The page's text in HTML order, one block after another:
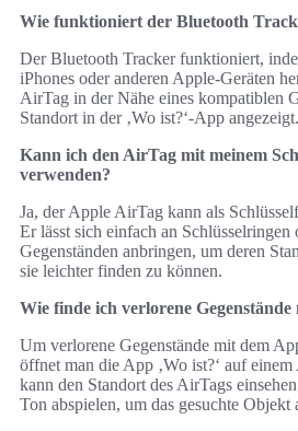
Wie funktioniert der Bluetooth
Der Bluetooth Tracker funktioniert,
iPhones oder anderen Apple-Geräten
AirTag in der Nähe eines kompatiblen
Standort in der ‚Wo ist?‘-App angezeigt.
Kann ich den AirTag mit meinem
verwenden?
Ja, der Apple AirTag kann als
Er lässt sich einfach an Schlüsselringen
Gegenständen anbringen, um deren
sie leichter finden zu können.
Wie finde ich verlorene
Um verlorene Gegenstände mit dem
öffnet man die App ‚Wo ist?‘ auf
kann den Standort des AirTags
Ton abspielen, um das gesuchte